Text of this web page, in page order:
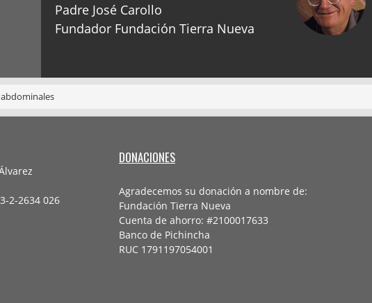
Padre José Carollo
Fundador Fundación Tierra Nueva
2-2634 026
DONACIONES
Agradecemos su donación a nombre de:
Fundación Tierra Nueva
Cuenta de ahorro: #2100017633
Banco de Pichincha
RUC 1791197054001